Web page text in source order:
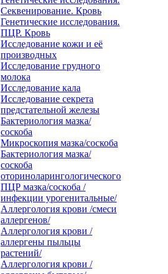
Секвенирование. Кровь
Генетические исследования.
ПЦР. Кровь
Исследование кожи и её
производных
Исследование грудного
молока
Исследование кала
Исследование секрета
предстательной железы
Бактериология мазка/
соскоба
Микроскопия мазка/соскоба
Бактериология мазка/
соскоба
оториноларингологического
ПЦР мазка/соскоба /
инфекции урогенитальные/
Аллергология крови /смеси
аллергенов/
Аллергология крови /
аллергены пыльцы
растений/
Аллергология крови /